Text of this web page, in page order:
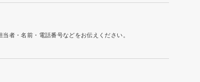
者・名前・電話番号などをお伝えください。